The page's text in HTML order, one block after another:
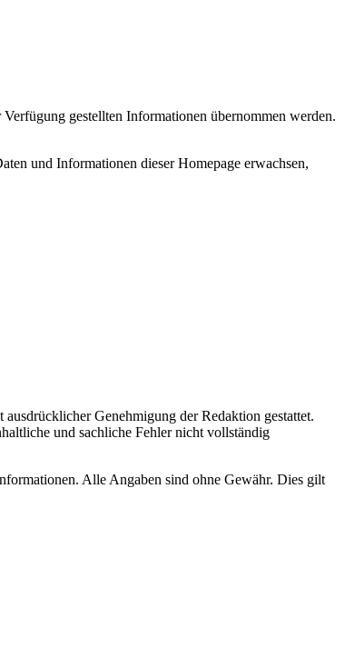
gestellten Informationen übernommen werden.
und Informationen dieser Homepage erwachsen,
Genehmigung der Redaktion gestattet.
und sachliche Fehler nicht vollständig
Alle Angaben sind ohne Gewähr. Dies gilt